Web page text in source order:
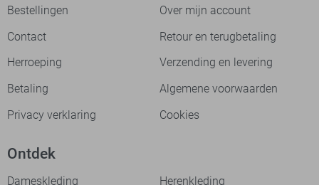
Bestellingen
Over mijn account
Contact
Retour en terugbetaling
Herroeping
Verzending en levering
Betaling
Algemene voorwaarden
Privacy verklaring
Cookies
Ontdek
Dameskleding
Herenkleding